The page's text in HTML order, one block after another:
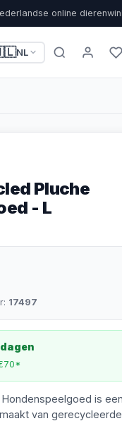
online
NL
Pluche
- L
17497
is
van